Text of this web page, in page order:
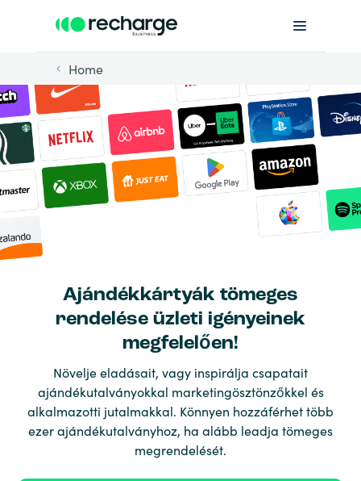
Home
Ajándékkártyák tömeges
rendelése üzleti igényeinek
megfelelően!
Növelje eladásait, vagy inspirálja csapatait
ajándékutalványokkal marketingösztönzőkkel és
alkalmazotti jutalmakkal. Könnyen hozzáférhet több
ezer ajándékutalványhoz, ha alább leadja tömeges
megrendelését.